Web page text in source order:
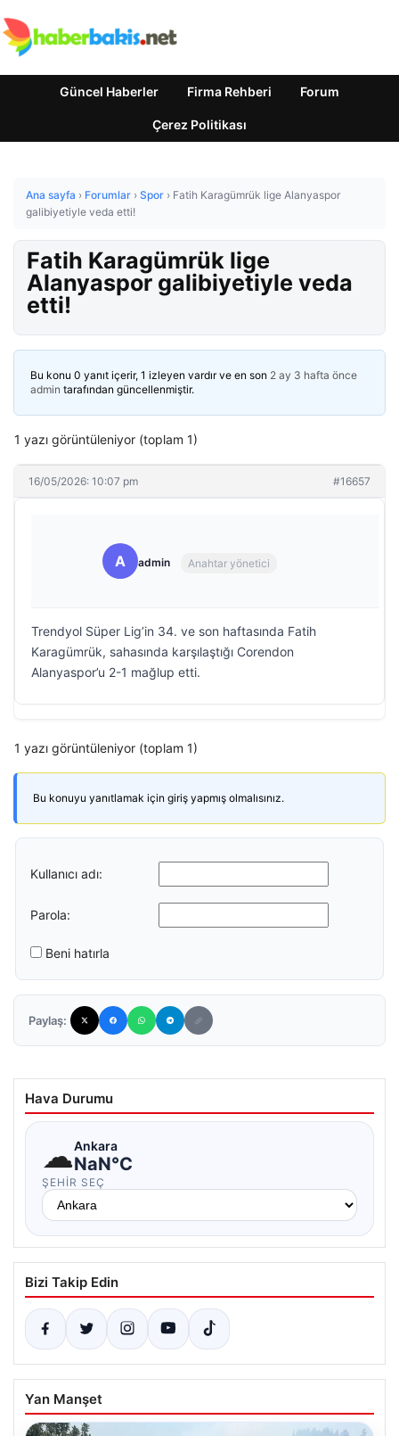
Güncel Haberler Firma Rehberi Forum
Çerez Politikası
Ana sayfa › Forumlar › Spor › Fatih Karagümrük lige Alanyaspor
galibiyetiyle veda etti!
Fatih Karagümrük lige
Alanyaspor galibiyetiyle veda
etti!
Bu konu 0 yanıt içerir, 1 izleyen vardır ve en son 2 ay 3 hafta önce
admin tarafından güncellenmiştir.
1 yazı görüntüleniyor (toplam 1)
16/05/2026: 10:07 pm #16657
A admin Anahtar yönetici
Trendyol Süper Lig’in 34. ve son haftasında Fatih
Karagümrük, sahasında karşılaştığı Corendon
Alanyaspor’u 2-1 mağlup etti.
1 yazı görüntüleniyor (toplam 1)
Bu konuyu yanıtlamak için giriş yapmış olmalısınız.
Kullanıcı adı:
Parola:
Beni hatırla
Paylaş:
Hava Durumu
☁Ankara
NaN°C
ŞEHIR SEÇ
Bizi Takip Edin
Yan Manşet